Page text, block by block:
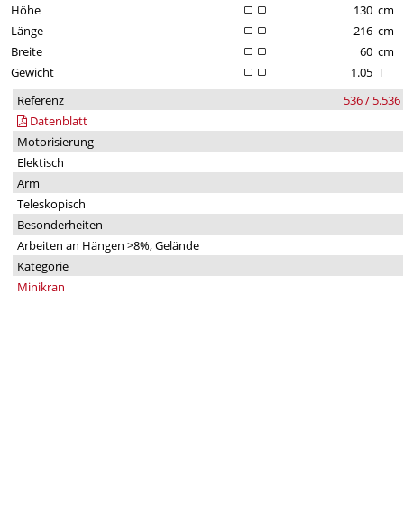
Höhe 130 cm
Länge
216 cm
Breite
60 cm
Gewicht
1.05 T
Referenz
536 / 5.536
Datenblatt
Motorisierung
Elektisch
Arm
Teleskopisch
Besonderheiten
Arbeiten an Hängen >8%, Gelände
Kategorie
Minikran